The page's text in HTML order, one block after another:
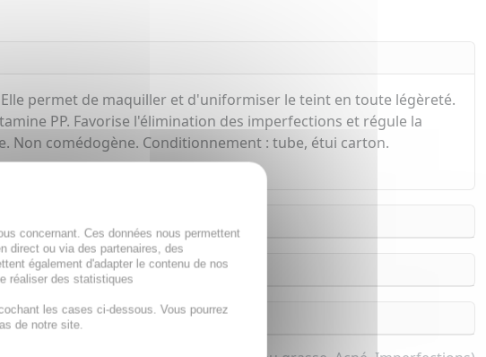
permet de maquiller et d'uniformiser le teint en toute légèreté.
PP. Favorise l'élimination des imperfections et régule la
Non comédogène. Conditionnement : tube, étui carton.
concernant. Ces données nous permettent
direct ou via des partenaires, des
également d'adapter le contenu de nos
réaliser des statistiques
les cases ci-dessous. Vous pourrez
de notre site.